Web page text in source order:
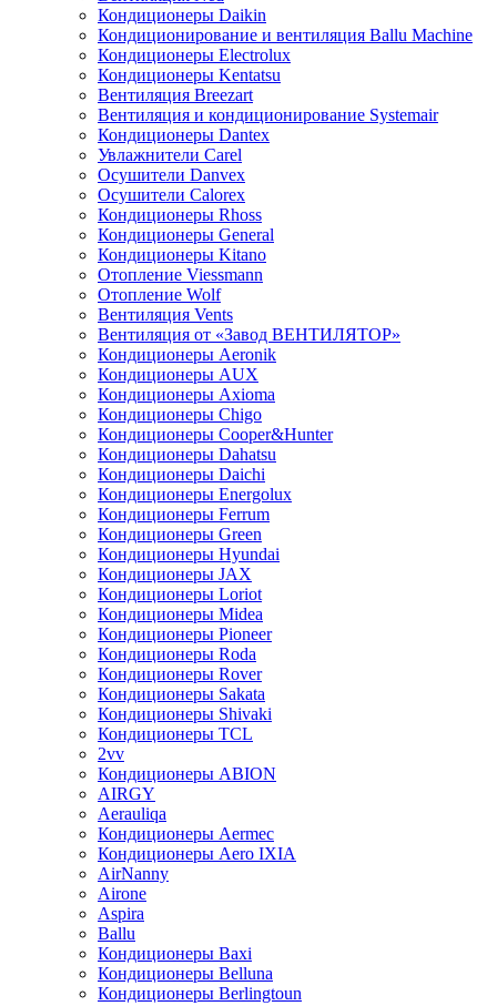
Кондиционеры Daikin
Кондиционирование и вентиляция Ballu Machine
Кондиционеры Electrolux
Кондиционеры Kentatsu
Вентиляция Breezart
Вентиляция и кондиционирование Systemair
Кондиционеры Dantex
Увлажнители Carel
Осушители Danvex
Осушители Calorex
Кондиционеры Rhoss
Кондиционеры General
Кондиционеры Kitano
Отопление Viessmann
Отопление Wolf
Вентиляция Vents
Вентиляция от «Завод ВЕНТИЛЯТОР»
Кондиционеры Aeronik
Кондиционеры AUX
Кондиционеры Axioma
Кондиционеры Chigo
Кондиционеры Cooper&Hunter
Кондиционеры Dahatsu
Кондиционеры Daichi
Кондиционеры Energolux
Кондиционеры Ferrum
Кондиционеры Green
Кондиционеры Hyundai
Кондиционеры JAX
Кондиционеры Loriot
Кондиционеры Midea
Кондиционеры Pioneer
Кондиционеры Roda
Кондиционеры Rover
Кондиционеры Sakata
Кондиционеры Shivaki
Кондиционеры TCL
2vv
Кондиционеры ABION
AIRGY
Aerauliqa
Кондиционеры Aermec
Кондиционеры Aero IXIA
AirNanny
Airone
Aspira
Ballu
Кондиционеры Baxi
Кондиционеры Belluna
Кондиционеры Berlingtoun